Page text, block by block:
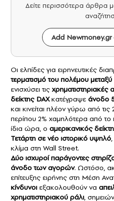
Δείτε περισσότερα άρθρα
Add
Οι ελπίδες για ειρηνευτικές
τερματισμό του πολέμου
ενισχύσει τις χρηματιστηριακές
δείκτης DAXκατέγραψε άνοδο
και κινείται πλέον γύρω από
περίπου 2% χαμηλότερα από το
ίδια ώρα, ο αμερικανικός
Τετάρτη σε νέο ιστορικό υψηλό
κλίμα στη Wall Street.
Δύο ισχυροί παράγοντες
άνοδο των αγορών. Ωστόσο,
επίτευξης ειρήνης στη Μέση
κίνδυνοι εξακολουθούν να
χρηματιστηριακού ράλι,